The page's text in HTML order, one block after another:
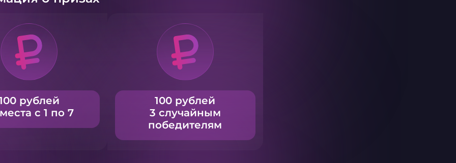
рублей
с 1 по 7
100 рублей
3 случайным
победителям